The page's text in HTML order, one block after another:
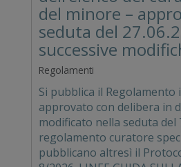
del minore –
seduta del
successive
Regolamenti
Si pubblica il
approvato con delibera in
modificato nella seduta del
regolamento curatore
pubblicano altresì il